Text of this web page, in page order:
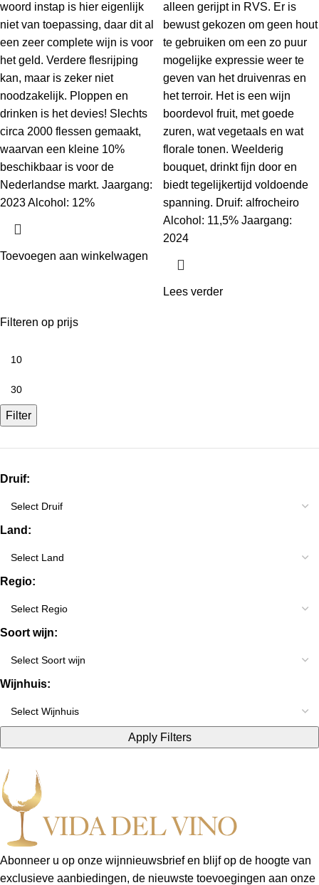
woord instap is hier eigenlijk
niet van toepassing, daar dit al
een zeer complete wijn is voor
het geld. Verdere flesrijping
kan, maar is zeker niet
noodzakelijk. Ploppen en
drinken is het devies! Slechts
circa 2000 flessen gemaakt,
waarvan een kleine 10%
beschikbaar is voor de
Nederlandse markt. Jaargang:
2023 Alcohol: 12%
Toevoegen aan winkelwagen
alleen gerijpt in RVS. Er is
bewust gekozen om geen hout
te gebruiken om een zo puur
mogelijke expressie weer te
geven van het druivenras en
het terroir. Het is een wijn
boordevol fruit, met goede
zuren, wat vegetaals en wat
florale tonen. Weelderig
bouquet, drinkt fijn door en
biedt tegelijkertijd voldoende
spanning. Druif: alfrocheiro
Alcohol: 11,5% Jaargang:
2024
Lees verder
Filteren op prijs
Filter
Druif:
Land:
Regio:
Soort wijn:
Wijnhuis:
Apply Filters
Abonneer u op onze wijnnieuwsbrief en blijf op de hoogte van
exclusieve aanbiedingen, de nieuwste toevoegingen aan onze